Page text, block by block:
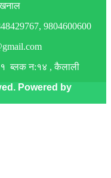
9804600600
१ ब्लक न:१४ , कैलाली
Powered by